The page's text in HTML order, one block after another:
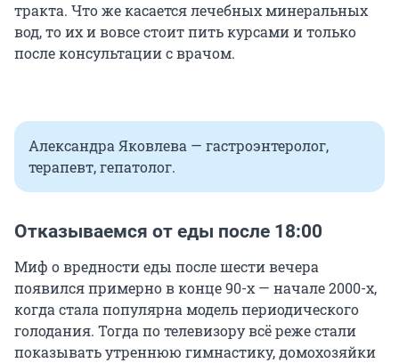
тракта. Что же касается лечебных минеральных
вод, то их и вовсе стоит пить курсами и только
после консультации с врачом.
Александра Яковлева — гастроэнтеролог,
терапевт, гепатолог.
Отказываемся от еды после 18:00
Миф о вредности еды после шести вечера
появился примерно в конце 90-х — начале 2000-х,
когда стала популярна модель периодического
голодания. Тогда по телевизору всё реже стали
показывать утреннюю гимнастику, домохозяйки